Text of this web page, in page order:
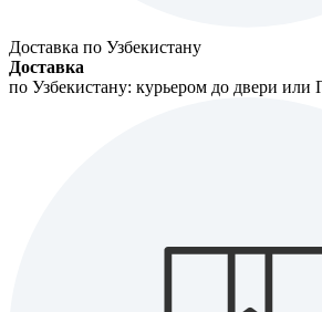
Доставка по Узбекистану
Доставка
по Узбекистану: курьером до двери или